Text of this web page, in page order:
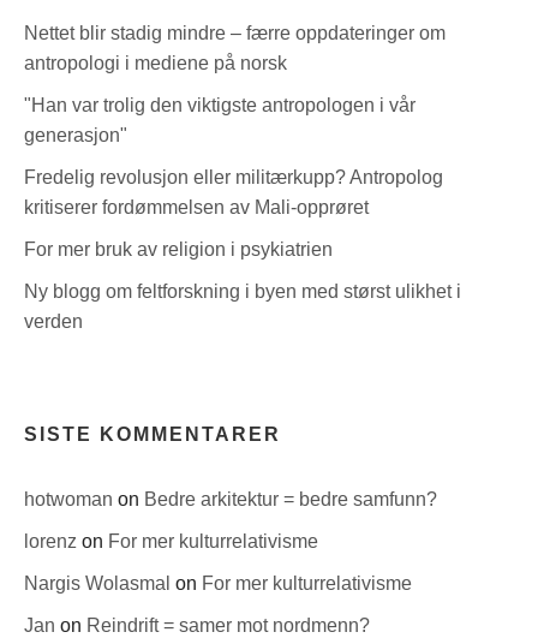
Nettet blir stadig mindre – færre oppdateringer om
antropologi i mediene på norsk
"Han var trolig den viktigste antropologen i vår
generasjon"
Fredelig revolusjon eller militærkupp? Antropolog
kritiserer fordømmelsen av Mali-opprøret
For mer bruk av religion i psykiatrien
Ny blogg om feltforskning i byen med størst ulikhet i
verden
SISTE KOMMENTARER
hotwoman on Bedre arkitektur = bedre samfunn?
lorenz on For mer kulturrelativisme
Nargis Wolasmal on For mer kulturrelativisme
Jan on Reindrift = samer mot nordmenn?